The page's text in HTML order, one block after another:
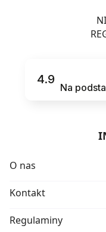
4.9
Na
O nas
Kontakt
Regulaminy